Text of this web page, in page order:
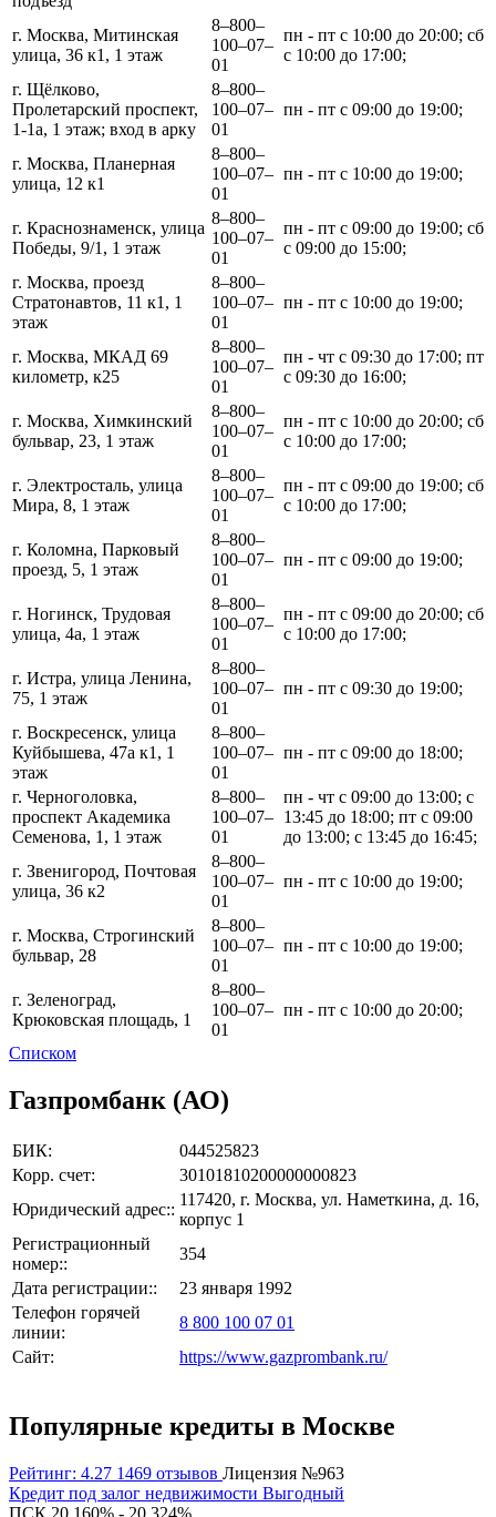
г. Москва, Митинская
улица, 36 к1, 1 этаж
8‒800‒
100‒07‒
01
пн - пт с 10:00 до 20:00; сб
с 10:00 до 17:00;
г. Щёлково,
Пролетарский проспект,
1-1а, 1 этаж; вход в арку
8‒800‒
100‒07‒
01
пн - пт с 09:00 до 19:00;
г. Москва, Планерная
улица, 12 к1
8‒800‒
100‒07‒
01
пн - пт с 10:00 до 19:00;
г. Краснознаменск, улица
Победы, 9/1, 1 этаж
8‒800‒
100‒07‒
01
пн - пт с 09:00 до 19:00; сб
с 09:00 до 15:00;
г. Москва, проезд
Стратонавтов, 11 к1, 1
этаж
8‒800‒
100‒07‒
01
пн - пт с 10:00 до 19:00;
г. Москва, МКАД 69
километр, к25
8‒800‒
100‒07‒
01
пн - чт с 09:30 до 17:00; пт
с 09:30 до 16:00;
г. Москва, Химкинский
бульвар, 23, 1 этаж
8‒800‒
100‒07‒
01
пн - пт с 10:00 до 20:00; сб
с 10:00 до 17:00;
г. Электросталь, улица
Мира, 8, 1 этаж
8‒800‒
100‒07‒
01
пн - пт с 09:00 до 19:00; сб
с 10:00 до 17:00;
г. Коломна, Парковый
проезд, 5, 1 этаж
8‒800‒
100‒07‒
01
пн - пт с 09:00 до 19:00;
г. Ногинск, Трудовая
улица, 4а, 1 этаж
8‒800‒
100‒07‒
01
пн - пт с 09:00 до 20:00; сб
с 10:00 до 17:00;
г. Истра, улица Ленина,
75, 1 этаж
8‒800‒
100‒07‒
01
пн - пт с 09:30 до 19:00;
г. Воскресенск, улица
Куйбышева, 47а к1, 1
этаж
8‒800‒
100‒07‒
01
пн - пт с 09:00 до 18:00;
г. Черноголовка,
проспект Академика
Семенова, 1, 1 этаж
8‒800‒
100‒07‒
01
пн - чт с 09:00 до 13:00; с
13:45 до 18:00; пт с 09:00
до 13:00; с 13:45 до 16:45;
г. Звенигород, Почтовая
улица, 36 к2
8‒800‒
100‒07‒
01
пн - пт с 10:00 до 19:00;
г. Москва, Строгинский
бульвар, 28
8‒800‒
100‒07‒
01
пн - пт с 10:00 до 19:00;
г. Зеленоград,
Крюковская площадь, 1
8‒800‒
100‒07‒
01
пн - пт с 10:00 до 20:00;
Списком
Газпромбанк (АО)
БИК:
044525823
Корр. счет:
30101810200000000823
Юридический адрес::
117420, г. Москва, ул. Наметкина, д. 16,
корпус 1
Регистрационный
номер::
354
Дата регистрации::
23 января 1992
Телефон горячей
линии:
8 800 100 07 01
Сайт:
https://www.gazprombank.ru/
Популярные кредиты в Москве
Рейтинг: 4.27 1469 отзывов Лицензия №963
Кредит под залог недвижимости Выгодный